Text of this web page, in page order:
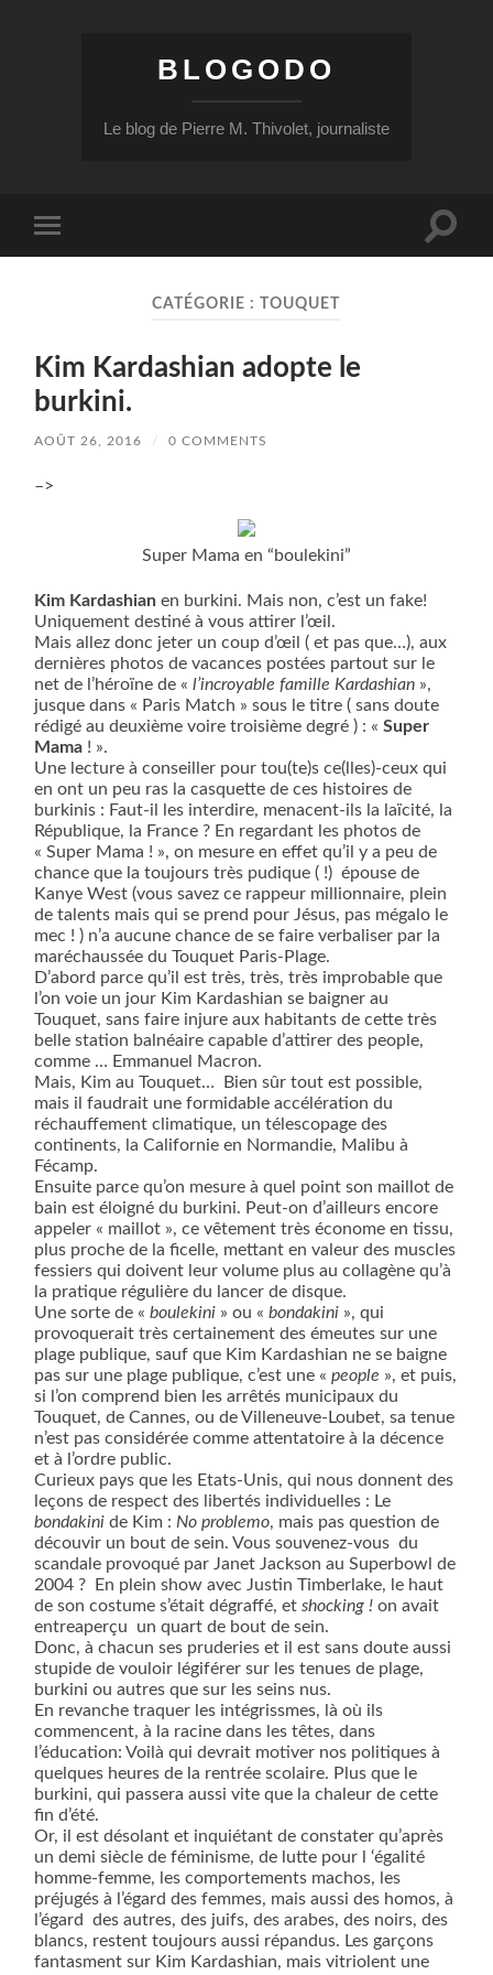
BLOGODO
Le blog de Pierre M. Thivolet, journaliste
mobile
Toggle
CATÉGORIE :TOUQUET
Kim Kardashian adopte le
burkini.
AOÛT 26, 2016 / 0 COMMENTS
–>
Super Mama en “boulekini”
Kim Kardashian en burkini. Mais non, c’est un fake!
Uniquement destiné à vous attirer l’œil.
Mais allez donc jeter un coup d’œil ( et pas que…), aux
dernières photos de vacances postées partout sur le
net de l’héroïne de «l’incroyable famille Kardashian »,
jusque dans « Paris Match » sous le titre ( sans doute
rédigé au deuxième voire troisième degré ) : «Super
Mama ! ».
Une lecture à conseiller pour tou(te)s ce(lles)-ceux qui
en ont un peu ras la casquette de ces histoires de
burkinis : Faut-il les interdire, menacent-ils la laïcité, la
République, la France ? En regardant les photos de
« Super Mama ! », on mesure en effet qu’il y a peu de
chance que la toujours très pudique ( !) épouse de
Kanye West (vous savez ce rappeur millionnaire, plein
de talents mais qui se prend pour Jésus, pas mégalo le
mec ! ) n’a aucune chance de se faire verbaliser par la
maréchaussée du Touquet Paris-Plage.
D’abord parce qu’il est très, très, très improbable que
l’on voie un jour Kim Kardashian se baigner au
Touquet, sans faire injure aux habitants de cette très
belle station balnéaire capable d’attirer des people,
comme … Emmanuel Macron.
Mais, Kim au Touquet…
Bien sûr tout est possible,
mais il faudrait une formidable accélération du
réchauffement climatique, un télescopage des
continents, la Californie en Normandie, Malibu à
Fécamp.
Ensuite parce qu’on mesure à quel point son maillot de
bain est éloigné du burkini. Peut-on d’ailleurs encore
appeler « maillot », ce vêtement très économe en tissu,
plus proche de la ficelle, mettant en valeur des muscles
fessiers qui doivent leur volume plus au collagène qu’à
la pratique régulière du lancer de disque.
Une sorte de «boulekini » ou «bondakini », qui
provoquerait très certainement des émeutes sur une
plage publique, sauf que Kim Kardashian ne se baigne
pas sur une plage publique, c’est une «people », et puis,
si l’on comprend bien les arrêtés municipaux du
Touquet, de Cannes, ou de Villeneuve-Loubet, sa tenue
n’est pas considérée comme attentatoire à la décence
et à l’ordre public.
Curieux pays que les Etats-Unis, qui nous donnent des
leçons de respect des libertés individuelles : Le
bondakini de Kim :No problemo, mais pas question de
découvir un bout de sein. Vous souvenez-vous du
scandale provoqué par Janet Jackson au Superbowl de
2004 ?
En plein show avec Justin Timberlake, le haut
de son costume s’était dégraffé, etshocking ! on avait
entreaperçu
un quart de bout de sein.
Donc, à chacun ses pruderies et il est sans doute aussi
stupide de vouloir légiférer sur les tenues de plage,
burkini ou autres que sur les seins nus.
En revanche traquer les intégrissmes, là où ils
commencent, à la racine dans les têtes, dans
l’éducation: Voilà qui devrait motiver nos politiques à
quelques heures de la rentrée scolaire. Plus que le
burkini, qui passera aussi vite que la chaleur de cette
fin d’été.
Or, il est désolant et inquiétant de constater qu’après
un demi siècle de féminisme, de lutte pour l ‘égalité
homme-femme, les comportements machos, les
préjugés à l’égard des femmes, mais aussi des homos, à
l’égard
des autres, des juifs, des arabes, des noirs, des
blancs, restent toujours aussi répandus. Les garçons
fantasment sur Kim Kardashian, mais vitriolent une